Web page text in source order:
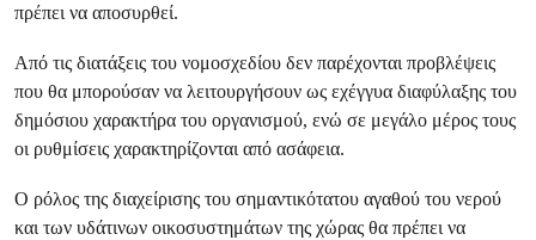
πρέπει να αποσυρθεί.
Από τις διατάξεις του νομοσχεδίου δεν παρέχονται προβλέψεις
που θα μπορούσαν να λειτουργήσουν ως εχέγγυα διαφύλαξης του
δημόσιου χαρακτήρα του οργανισμού, ενώ σε μεγάλο μέρος τους
οι ρυθμίσεις χαρακτηρίζονται από ασάφεια.
Ο ρόλος της διαχείρισης του σημαντικότατου αγαθού του νερού
και των υδάτινων οικοσυστημάτων της χώρας θα πρέπει να